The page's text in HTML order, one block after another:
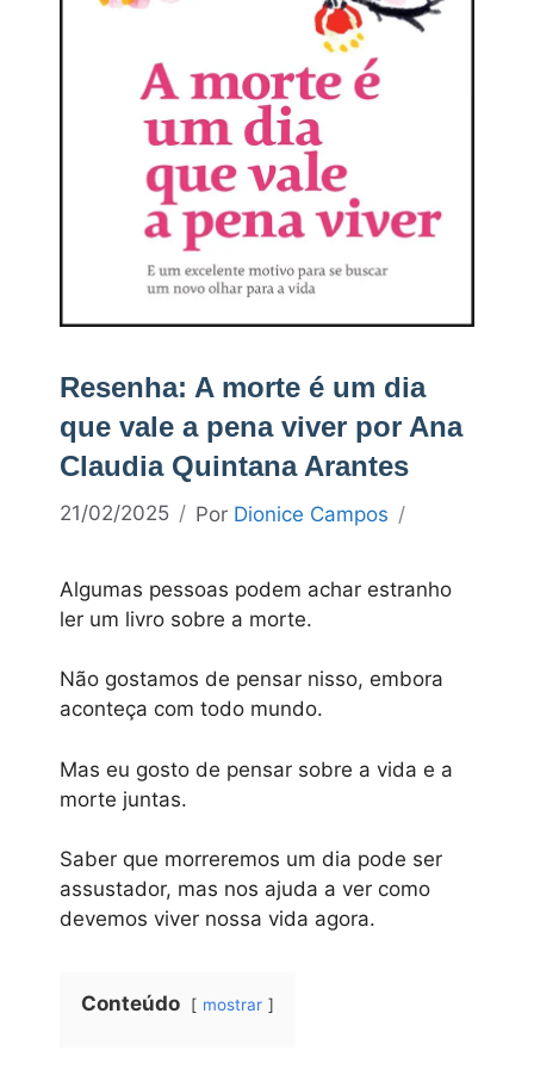
Resenha: A morte é um dia
que vale a pena viver por Ana
Claudia Quintana Arantes
21/02/2025 Por Dionice Campos
Algumas pessoas podem achar estranho
ler um livro sobre a morte.
Não gostamos de pensar nisso, embora
aconteça com todo mundo.
Mas eu gosto de pensar sobre a vida e a
morte juntas.
Saber que morreremos um dia pode ser
assustador, mas nos ajuda a ver como
devemos viver nossa vida agora.
Conteúdo mostrar